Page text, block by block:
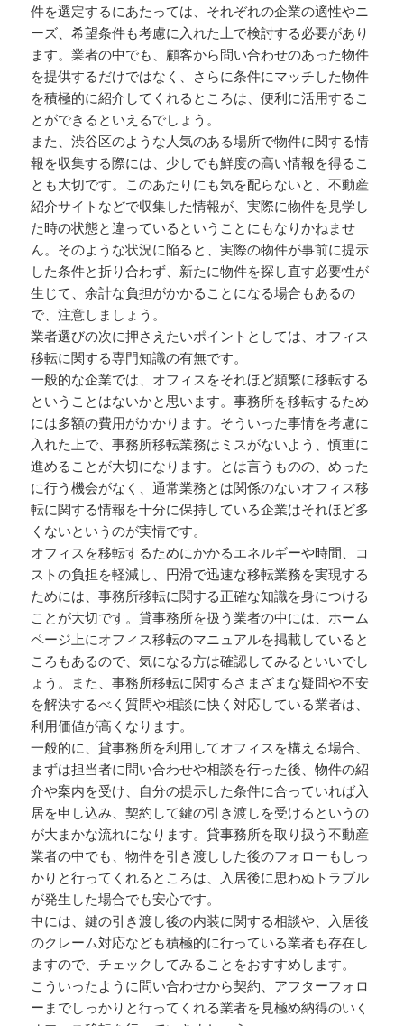
件を選定するにあたっては、それぞれの企業の適性やニ
ーズ、希望条件も考慮に入れた上で検討する必要があり
ます。業者の中でも、顧客から問い合わせのあった物件
を提供するだけではなく、さらに条件にマッチした物件
を積極的に紹介してくれるところは、便利に活用するこ
とができるといえるでしょう。
また、渋谷区のような人気のある場所で物件に関する情
報を収集する際には、少しでも鮮度の高い情報を得るこ
とも大切です。このあたりにも気を配らないと、不動産
紹介サイトなどで収集した情報が、実際に物件を見学し
た時の状態と違っているということにもなりかねませ
ん。そのような状況に陥ると、実際の物件が事前に提示
した条件と折り合わず、新たに物件を探し直す必要性が
生じて、余計な負担がかかることになる場合もあるの
で、注意しましょう。
業者選びの次に押さえたいポイントとしては、オフィス
移転に関する専門知識の有無です。
一般的な企業では、オフィスをそれほど頻繁に移転する
ということはないかと思います。事務所を移転するため
には多額の費用がかかります。そういった事情を考慮に
入れた上で、事務所移転業務はミスがないよう、慎重に
進めることが大切になります。とは言うものの、めった
に行う機会がなく、通常業務とは関係のないオフィス移
転に関する情報を十分に保持している企業はそれほど多
くないというのが実情です。
オフィスを移転するためにかかるエネルギーや時間、コ
ストの負担を軽減し、円滑で迅速な移転業務を実現する
ためには、事務所移転に関する正確な知識を身につける
ことが大切です。貸事務所を扱う業者の中には、ホーム
ページ上にオフィス移転のマニュアルを掲載していると
ころもあるので、気になる方は確認してみるといいでし
ょう。また、事務所移転に関するさまざまな疑問や不安
を解決するべく質問や相談に快く対応している業者は、
利用価値が高くなります。
一般的に、貸事務所を利用してオフィスを構える場合、
まずは担当者に問い合わせや相談を行った後、物件の紹
介や案内を受け、自分の提示した条件に合っていれば入
居を申し込み、契約して鍵の引き渡しを受けるというの
が大まかな流れになります。貸事務所を取り扱う不動産
業者の中でも、物件を引き渡しした後のフォローもしっ
かりと行ってくれるところは、入居後に思わぬトラブル
が発生した場合でも安心です。
中には、鍵の引き渡し後の内装に関する相談や、入居後
のクレーム対応なども積極的に行っている業者も存在し
ますので、チェックしてみることをおすすめします。
こういったように問い合わせから契約、アフターフォロ
ーまでしっかりと行ってくれる業者を見極め納得のいく